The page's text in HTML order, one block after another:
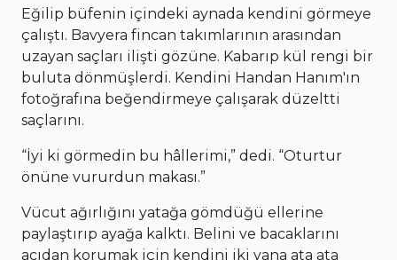
Eğilip büfenin içindeki aynada kendini görmeye
çalıştı. Bavyera fincan takımlarının arasından
uzayan saçları ilişti gözüne. Kabarıp kül rengi bir
buluta dönmüşlerdi. Kendini Handan Hanım'ın
fotoğrafına beğendirmeye çalışarak düzeltti
saçlarını.
“İyi ki görmedin bu hâllerimi,” dedi. “Oturtur
önüne vururdun makası.”
Vücut ağırlığını yatağa gömdüğü ellerine
paylaştırıp ayağa kalktı. Belini ve bacaklarını
acıdan korumak için kendini iki yana ata ata